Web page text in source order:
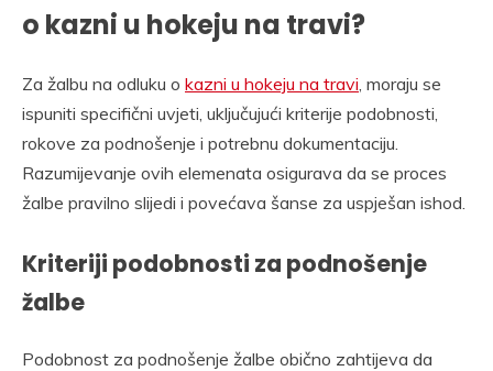
o kazni u hokeju na travi?
Za žalbu na odluku o kazni u hokeju na travi , moraju se
ispuniti specifični uvjeti, uključujući kriterije podobnosti,
rokove za podnošenje i potrebnu dokumentaciju.
Razumijevanje ovih elemenata osigurava da se proces
žalbe pravilno slijedi i povećava šanse za uspješan ishod.
Kriteriji podobnosti za podnošenje
žalbe
Podobnost za podnošenje žalbe obično zahtijeva da